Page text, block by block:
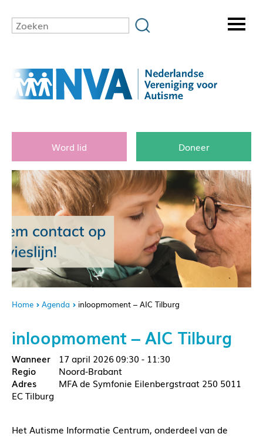
Word lid Doneer
Home Agenda inloopmoment – AIC Tilburg
inloopmoment – AIC Tilburg
17 april 202609:30 - 11:30
Noord-Brabant
MFA de Symfonie Eilenbergstraat 250 5011
EC Tilburg
Het Autisme Informatie Centrum, onderdeel van de